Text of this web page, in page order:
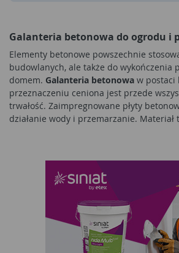
Galanteria betonowa do ogrodu i
Elementy betonowe powszechnie
budowlanych, ale także do wykończenia
domem. Galanteria betonowa w postaci
przeznaczeniu ceniona jest przede
trwałość. Zaimpregnowane płyty
działanie wody i przemarzanie.
wytrzymały na wszelkie uszkodzenia
dobrane i ułożone elementy betonowe
budowlanych Mrówka zebrane zostały
przeznaczeniu, które staną się dekoracją
Chodniki wokół domu
Płyty chodnikoweprzed domem to
funkcjonalna ochrona przed skutkami
nogą pokonamy trasę dzielącą parking